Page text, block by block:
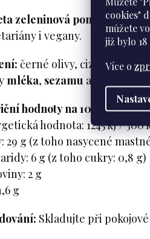
cookies"
můžete
již bylo
Více o
zeleninová pomazánka
i vegany.
černé olivy, cizrna,
mléka, sezamu a
hodnoty na 100 g:
hodnota: 1245 kJ / 300
29 g (z toho nasycené
6 g (z toho cukry: 0,8 g)
2 g
g
Skladujte při